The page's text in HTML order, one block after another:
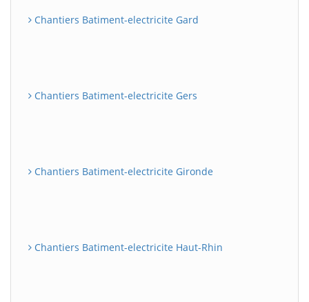
Chantiers Batiment-electricite Gard
Chantiers Batiment-electricite Gers
Chantiers Batiment-electricite Gironde
Chantiers Batiment-electricite Haut-Rhin